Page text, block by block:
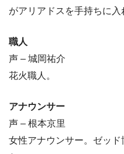
がアリアドスを手持ちに入
職人
声 – 城岡祐介
花火職人。
アナウンサー
声 – 根本京里
女性アナウンサー。ゼッ